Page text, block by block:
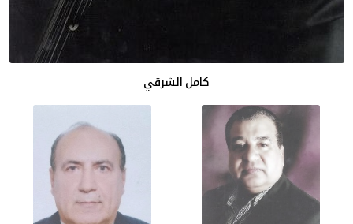
كامل الشرقي